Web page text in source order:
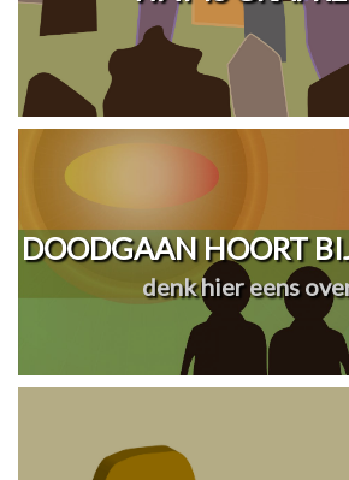
DOODGAAN HOORT
denk hier eens